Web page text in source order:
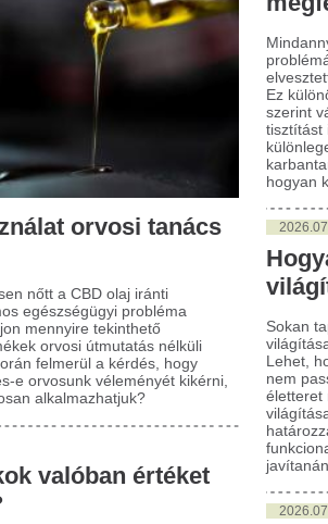
orvosi tanács
CBD olaj iránti
probléma
tekinthető
útmutatás nélküli
a kérdés, hogy
véleményét kikérni,
értéket
kérdése kerül elő,
tekint erre. Azonban
céges ajándékok
tapasztalták már,
nem egyszerűen
a szervezet
gondoskodásról.
Kényelmes
számára
lenne, ha többé
mégis mindig ápolt
Hogyan
világítását
Sokan tapasztalták már,
világítása nem úgy
Lehet, hogy az elsőre
nem passzol az új
életteret nem teszi elég
világítása olyan elem, ami
határozza meg a helyiség
funkcionalitását. Mi lenne,
javítanánk?
Az asszertív
ereje: hogyan
valódi
Az asszertív
amely rendkívül hasznos
élethelyzetek során.
hogy bár ismerik az
gyakorlatban mégis
számukra az egyenes,
tiszteletteljes önkifejezés.
hátterében?